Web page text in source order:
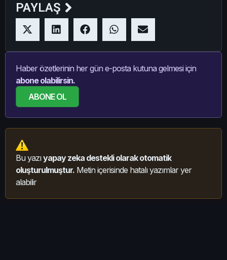
PAYLAŞ
Haber özetlerinin her gün e-posta kutuna gelmesi için
abone olabilirsin.
ABONE OL
Bu yazıyapay zeka destekli olarak otomatik
oluşturulmuştur. Metin içerisinde hatalı yazımlar yer
alabilir